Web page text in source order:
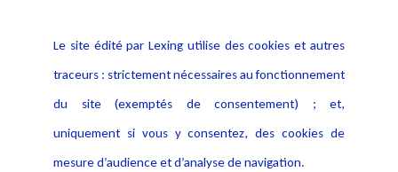
Alerte professionnelle
Déclaration d'accessibilité
Notice Légale
Politique de protection des
données
Publications
Le site édité par Lexing utilise des cookies et autres
traceurs : strictement nécessaires au fonctionnement
du site (exemptés de consentement) ; et,
uniquement si vous y consentez, des cookies de
mesure d’audience et d’analyse de navigation.